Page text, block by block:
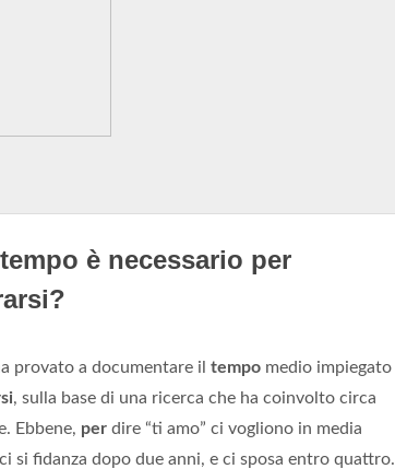
è necessario per
provato a documentare il tempo medio impiegato
, sulla base di una ricerca che ha coinvolto circa
Ebbene, per dire “ti amo” ci vogliono in media
si fidanza dopo due anni, e ci sposa entro quattro.